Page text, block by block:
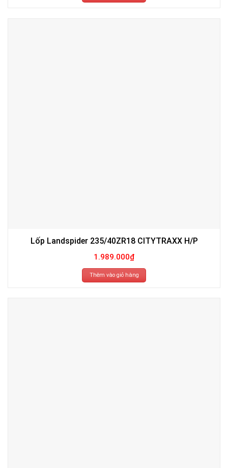
Lốp Landspider 235/40ZR18 CITYTRAXX H/P
1.989.000₫
Thêm vào giỏ hàng